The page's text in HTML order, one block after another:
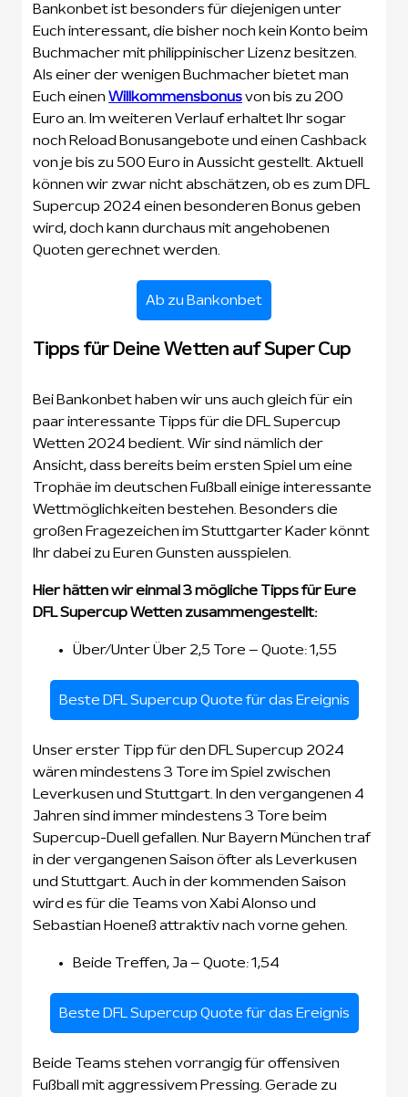
Bankonbet ist besonders für diejenigen unter
Euch interessant, die bisher noch kein Konto beim
Buchmacher mit philippinischer Lizenz besitzen.
Als einer der wenigen Buchmacher bietet man
Euch einen Willkommensbonusvon bis zu 200
Euro an. Im weiteren Verlauf erhaltet Ihr sogar
noch Reload Bonusangebote und einen Cashback
von je bis zu 500 Euro in Aussicht gestellt. Aktuell
können wir zwar nicht abschätzen, ob es zum DFL
Supercup 2024 einen besonderen Bonus geben
wird, doch kann durchaus mit angehobenen
Quoten gerechnet werden.
Ab zu Bankonbet
Tipps für Deine Wetten auf Super Cup
Bei Bankonbet haben wir uns auch gleich für ein
paar interessante Tipps für die DFL Supercup
Wetten 2024 bedient. Wir sind nämlich der
Ansicht, dass bereits beim ersten Spiel um eine
Trophäe im deutschen Fußball einige interessante
Wettmöglichkeiten bestehen. Besonders die
großen Fragezeichen im Stuttgarter Kader könnt
Ihr dabei zu Euren Gunsten ausspielen.
Hier hätten wir einmal 3 mögliche Tipps für Eure
DFL Supercup Wetten zusammengestellt:
Über/Unter Über 2,5 Tore – Quote: 1,55
Beste DFL Supercup Quote für das Ereignis
Unser erster Tipp für den DFL Supercup 2024
wären mindestens 3 Tore im Spiel zwischen
Leverkusen und Stuttgart. In den vergangenen 4
Jahren sind immer mindestens 3 Tore beim
Supercup-Duell gefallen. Nur Bayern München traf
in der vergangenen Saison öfter als Leverkusen
und Stuttgart. Auch in der kommenden Saison
wird es für die Teams von Xabi Alonso und
Sebastian Hoeneß attraktiv nach vorne gehen.
Beide Treffen, Ja – Quote: 1,54
Beste DFL Supercup Quote für das Ereignis
Beide Teams stehen vorrangig für offensiven
Fußball mit aggressivem Pressing. Gerade zu